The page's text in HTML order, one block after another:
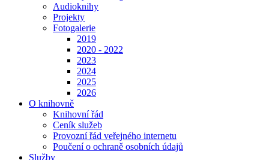
Audioknihy
Projekty
Fotogalerie
2019
2020 - 2022
2023
2024
2025
2026
O knihovně
Knihovní řád
Ceník služeb
Provozní řád veřejného internetu
Poučení o ochraně osobních údajů
Služby